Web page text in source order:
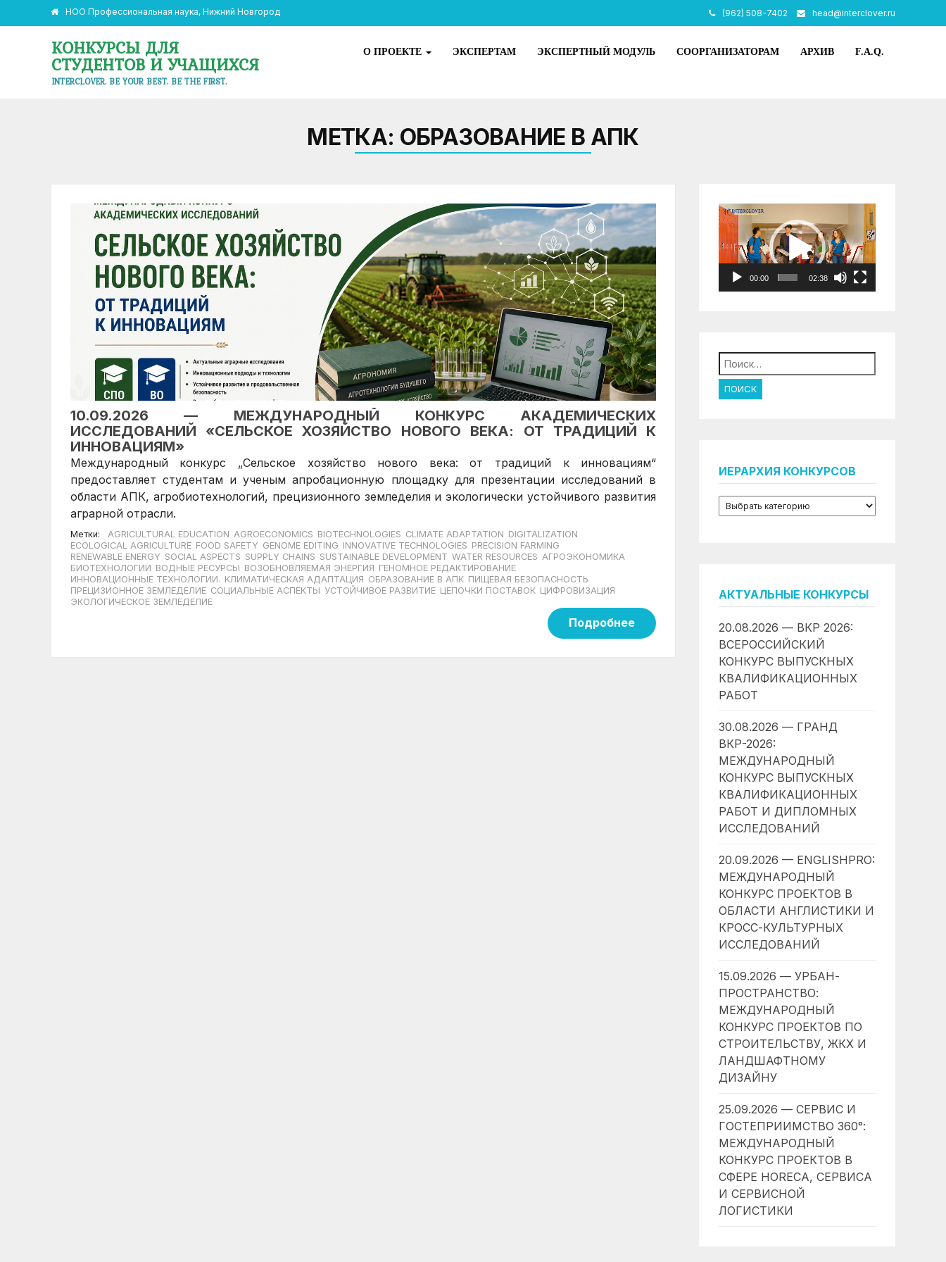
НОО Профессиональная наука, Нижний Новгород (962) 508-7402 head@interclover.ru
КОНКУРСЫ ДЛЯ
СТУДЕНТОВ И УЧАЩИХСЯ
INTERCLOVER. BE YOUR BEST. BE THE FIRST.
О ПРОЕКТЕ ЭКСПЕРТАМ ЭКСПЕРТНЫЙ МОДУЛЬ СООРГАНИЗАТОРАМ АРХИВ F.A.Q.
МЕТКА: ОБРАЗОВАНИЕ В АПК
10.09.2026 — МЕЖДУНАРОДНЫЙ КОНКУРС АКАДЕМИЧЕСКИХ
ИССЛЕДОВАНИЙ «СЕЛЬСКОЕ ХОЗЯЙСТВО НОВОГО ВЕКА: ОТ ТРАДИЦИЙ К
ИННОВАЦИЯМ»
Международный конкурс „Сельское хозяйство нового века: от традиций к инновациям“
предоставляет студентам и ученым апробационную площадку для презентации исследований в
области АПК, агробиотехнологий, прецизионного земледелия и экологически устойчивого развития
аграрной отрасли.
Метки: AGRICULTURAL EDUCATION AGROECONOMICS BIOTECHNOLOGIES CLIMATE ADAPTATION DIGITALIZATION
ECOLOGICAL AGRICULTURE FOOD SAFETY GENOME EDITING INNOVATIVE TECHNOLOGIES PRECISION FARMING
RENEWABLE ENERGY SOCIAL ASPECTS SUPPLY CHAINS SUSTAINABLE DEVELOPMENT WATER RESOURCES АГРОЭКОНОМИКА
БИОТЕХНОЛОГИИ ВОДНЫЕ РЕСУРСЫ ВОЗОБНОВЛЯЕМАЯ ЭНЕРГИЯ ГЕНОМНОЕ РЕДАКТИРОВАНИЕ
ИННОВАЦИОННЫЕ ТЕХНОЛОГИИ. КЛИМАТИЧЕСКАЯ АДАПТАЦИЯ ОБРАЗОВАНИЕ В АПК ПИЩЕВАЯ БЕЗОПАСНОСТЬ
ПРЕЦИЗИОННОЕ ЗЕМЛЕДЕЛИЕ СОЦИАЛЬНЫЕ АСПЕКТЫ УСТОЙЧИВОЕ РАЗВИТИЕ ЦЕПОЧКИ ПОСТАВОК ЦИФРОВИЗАЦИЯ
ЭКОЛОГИЧЕСКОЕ ЗЕМЛЕДЕЛИЕ
Подробнее
Видеоплеер
00:00 02:38
Найти:
ИЕРАРХИЯ КОНКУРСОВ
АКТУАЛЬНЫЕ КОНКУРСЫ
20.08.2026 — ВКР 2026:
ВСЕРОССИЙСКИЙ
КОНКУРС ВЫПУСКНЫХ
КВАЛИФИКАЦИОННЫХ
РАБОТ
30.08.2026 — ГРАНД
ВКР-2026:
МЕЖДУНАРОДНЫЙ
КОНКУРС ВЫПУСКНЫХ
КВАЛИФИКАЦИОННЫХ
РАБОТ И ДИПЛОМНЫХ
ИССЛЕДОВАНИЙ
20.09.2026 — ENGLISHPRO:
МЕЖДУНАРОДНЫЙ
КОНКУРС ПРОЕКТОВ В
ОБЛАСТИ АНГЛИСТИКИ И
КРОСС-КУЛЬТУРНЫХ
ИССЛЕДОВАНИЙ
15.09.2026 — УРБАН-
ПРОСТРАНСТВО:
МЕЖДУНАРОДНЫЙ
КОНКУРС ПРОЕКТОВ ПО
СТРОИТЕЛЬСТВУ, ЖКХ И
ЛАНДШАФТНОМУ
ДИЗАЙНУ
25.09.2026 — СЕРВИС И
ГОСТЕПРИИМСТВО 360°:
МЕЖДУНАРОДНЫЙ
КОНКУРС ПРОЕКТОВ В
СФЕРЕ HORECA, СЕРВИСА
И СЕРВИСНОЙ
ЛОГИСТИКИ